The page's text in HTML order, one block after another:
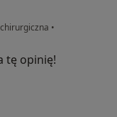
•
tę opinię!